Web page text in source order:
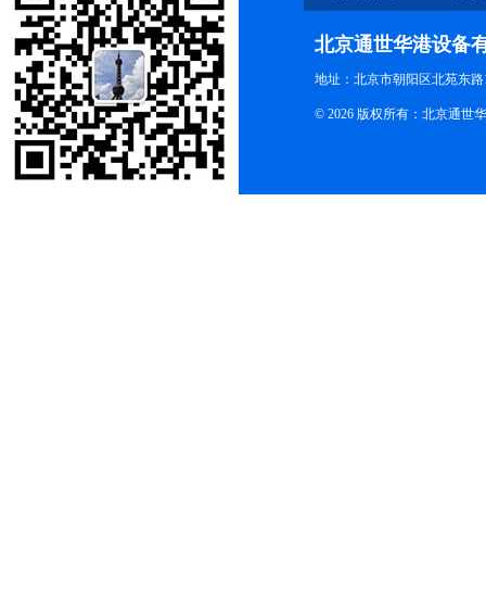
北京通世华港设备
地址：北京市朝阳区北苑东路
© 2026 版权所有：北京通世